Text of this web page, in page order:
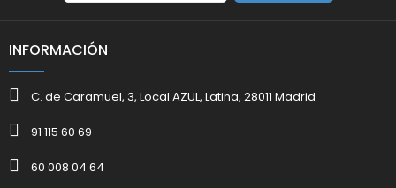
INFORMACIÓN
C. de Caramuel, 3, Local AZUL, Latina, 28011 Madrid
91 115 60 69
60 008 04 64